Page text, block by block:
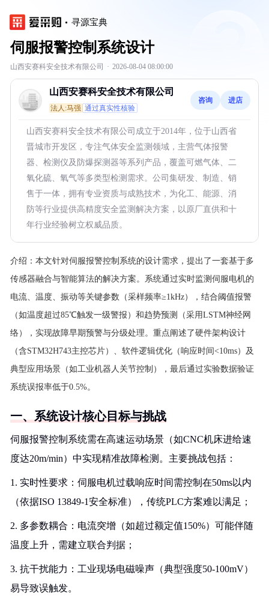
寻源宝典
伺服报警控制系统设计
山西安赛科安全技术有限公司 · 2026-08-04 08:00:00
山西安赛科安全技术有限公司
法人:马强 通过真实性核验
咨询 进店
山西安赛科安全技术有限公司成立于2014年，位于山西省
晋城市开发区，专注气体安全监测领域，主营气体报警
器、检测仪及防爆探测器等系列产品，覆盖可燃气体、二
氧化硫、氧气等多类型检测需求。公司集研发、制造、销
售于一体，拥有专业资质与成熟技术，为化工、能源、消
防等行业提供高精度安全监测解决方案，以原厂直供和十
年行业经验树立权威品质。
介绍： 本文针对伺服报警控制系统的设计需求，提出了一套基于多
传感器融合与智能算法的解决方案。系统通过实时监测伺服电机的
电流、温度、振动等关键参数（采样频率≥1kHz），结合阈值报警
（如温度超过85℃触发一级警报）和趋势预测（采用LSTM神经网
络），实现故障早期预警与分级处理。重点阐述了硬件架构设计
（含STM32H743主控芯片）、软件逻辑优化（响应时间<10ms）及
典型应用场景（如工业机器人关节控制），最后通过实验数据验证
系统误报率低于0.5%。
一、系统设计核心目标与挑战
伺服报警控制系统需在高速运动场景（如CNC机床进给速
度达20m/min）中实现精准故障检测。主要挑战包括：
1. 实时性要求：伺服电机过载响应时间需控制在50ms以内
（依据ISO 13849-1安全标准），传统PLC方案难以满足；
2. 多参数耦合：电流突增（如超过额定值150%）可能伴随
温度上升，需建立联合判据；
3. 抗干扰能力：工业现场电磁噪声（典型强度50-100mV）
易导致误触发。